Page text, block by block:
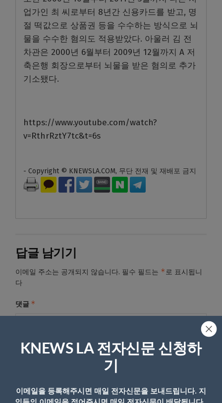
업가인 최 씨로부터 8년간 신용카드를 받고, 명
절 떡값으로 상품권 등을 수수하는 방식으로 뇌
물을 수수한 혐의도 적용받았다. 아울러 김 전
차관은 2000년 6월부터 2009년 12월까지 A 저
축은행 회장으로부터 뇌물을 받은 혐의로 추가
기소됐다.
https://www.youtube.com/watch?
v=RthrRztY7tc&t=6s
- Copyright © KNEWSLA.COM, 무단 전재 및 재배포 금지
답글 남기기
이메일 주소는 공개되지 않습니다. 필수 필드는 *로 표시됩니
다
댓글 *
KNEWS LA 전자신문 신청하
기
이메일을 등록해주시면 매일 전자신문을 보내드립니다. 지